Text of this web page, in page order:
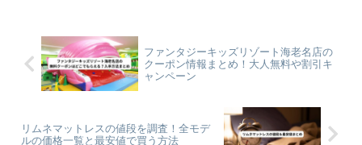
ファンタジーキッズリゾート海老名店の
クーポン情報まとめ！大人無料や割引キ
ャンペーン
リムネマットレスの値段を調査！全モデ
ルの価格一覧と最安値で買う方法